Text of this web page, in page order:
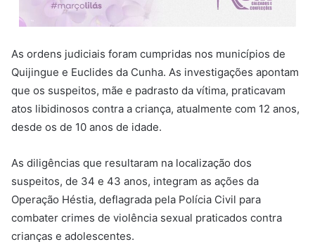
As ordens judiciais foram cumpridas nos municípios de
Quijingue e Euclides da Cunha. As investigações apontam
que os suspeitos, mãe e padrasto da vítima, praticavam
atos libidinosos contra a criança, atualmente com 12 anos,
desde os de 10 anos de idade.
As diligências que resultaram na localização dos
suspeitos, de 34 e 43 anos, integram as ações da
Operação Héstia, deflagrada pela Polícia Civil para
combater crimes de violência sexual praticados contra
crianças e adolescentes.